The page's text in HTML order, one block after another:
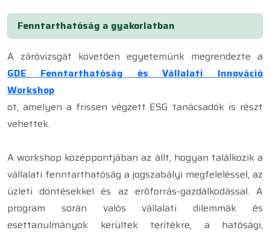
Fenntarthatóság a gyakorlatban
A záróvizsgát követően egyetemünk megrendezte a
GDE Fenntarthatóság és Vállalati Innováció
Workshop
ot, amelyen a frissen végzett ESG tanácsadók is részt
vehettek.
A workshop középpontjában az állt, hogyan találkozik a
vállalati fenntarthatóság a jogszabályi megfeleléssel, az
üzleti döntésekkel és az erőforrás-gazdálkodással. A
program során valós vállalati dilemmák és
esettanulmányok kerültek terítékre, a hatósági,